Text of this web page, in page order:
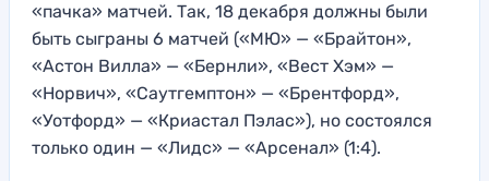
«пачка» матчей. Так, 18 декабря должны были
быть сыграны 6 матчей («МЮ» — «Брайтон»,
«Астон Вилла» — «Бернли», «Вест Хэм» —
«Норвич», «Саутгемптон» — «Брентфорд»,
«Уотфорд» — «Криастал Пэлас»), но состоялся
только один — «Лидс» — «Арсенал» (1:4).